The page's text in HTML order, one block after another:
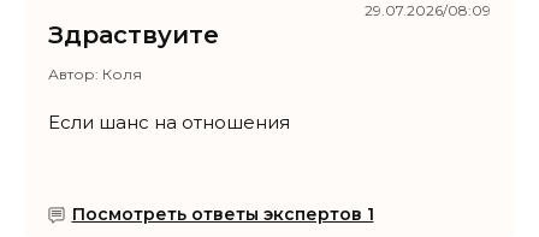
Здраствуите
Автор: Коля
Если шанс на отношения
Посмотреть ответы экспертов 1
29.07.2026/08:09